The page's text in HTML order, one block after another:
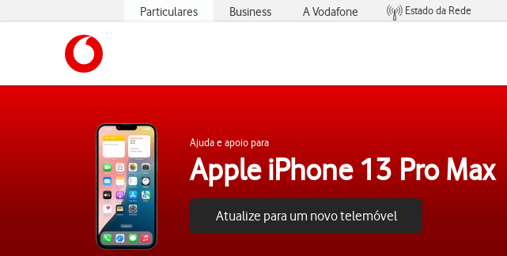
Particulares Business A Vodafone
Estado da Rede
Ajuda e apoio para
Apple iPhone 13 Pro Max
Atualize para um novo telemóvel